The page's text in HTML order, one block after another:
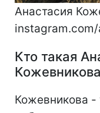
Анастасия
Кто такая
Кожевникова
Кожевникова -